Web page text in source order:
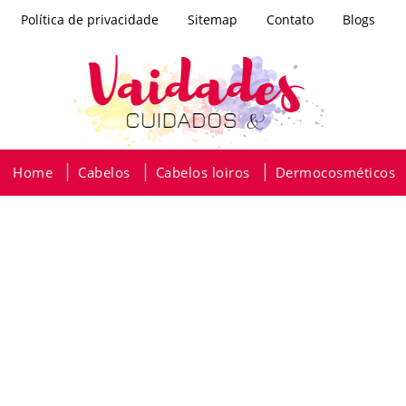
Política de privacidade Sitemap Contato Blogs
Home Cabelos Cabelos loiros Dermocosméticos